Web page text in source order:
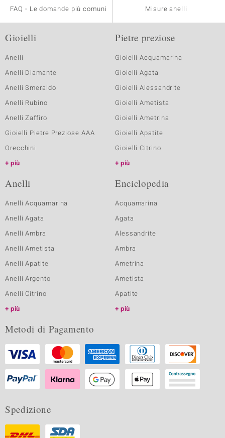
FAQ - Le domande più comuni
Misure anelli
Gioielli
Anelli
Anelli Diamante
Anelli Smeraldo
Anelli Rubino
Anelli Zaffiro
Gioielli Pietre Preziose AAA
Orecchini
più
Pietre preziose
Gioielli Acquamarina
Gioielli Agata
Gioielli Alessandrite
Gioielli Ametista
Gioielli Ametrina
Gioielli Apatite
Gioielli Citrino
più
Anelli
Anelli Acquamarina
Anelli Agata
Anelli Ambra
Anelli Ametista
Anelli Apatite
Anelli Argento
Anelli Citrino
più
Enciclopedia
Acquamarina
Agata
Alessandrite
Ambra
Ametrina
Ametista
Apatite
più
Metodi di Pagamento
Spedizione